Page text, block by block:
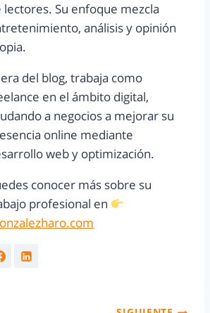
lectores. Su enfoque mezcla
análisis y opinión
del blog, trabaja como
en el ámbito digital,
a negocios a mejorar su
online mediante
web y optimización.
conocer más sobre su
profesional en